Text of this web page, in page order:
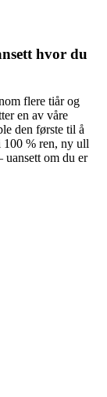
hvor du
flere tiår og
en av våre
den første til å
% ren, ny ull
uansett om du er